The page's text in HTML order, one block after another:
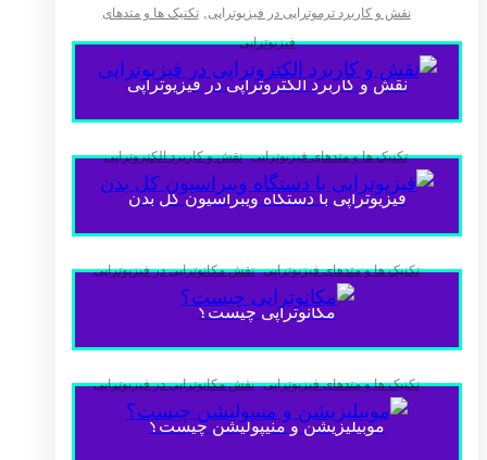
نقش و کاربرد ترموتراپی در فیزیوتراپی,تکنیک ها و متدهای
فیزیوتراپی
نقش و کاربرد الکتروتراپی در فیزیوتراپی
تکنیک ها و متدهای فیزیوتراپی,نقش و کاربرد الکتروتراپی
فیزیوتراپی با دستگاه ویبراسیون کل بدن
تکنیک ها و متدهای فیزیوتراپی,نقش مکانوتراپی در فیزیوتراپی
مکانوتراپی چیست؟
تکنیک ها و متدهای فیزیوتراپی,نقش مکانوتراپی در فیزیوتراپی
موبیلیزیشن و منیپولیشن چیست؟